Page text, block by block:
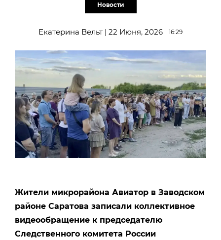
Новости
Екатерина Вельт | 22 Июня, 2026 16:29
Жители микрорайона Авиатор в Заводском
районе Саратова записали коллективное
видеообращение к председателю
Следственного комитета России